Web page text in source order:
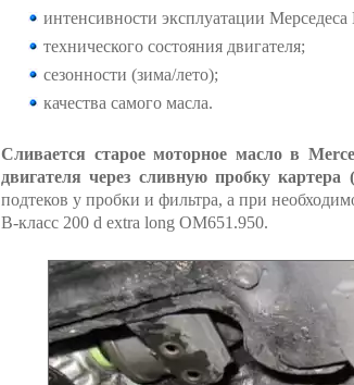
интенсивности эксплуатации Мерседеса
технического состояния двигателя;
сезонности (зима/лето);
качества самого масла.
Сливается старое моторное масло в
двигателя через сливную пробку картера
подтеков у пробки и фильтра, а при
В-класс 200 d extra long OM651.950.